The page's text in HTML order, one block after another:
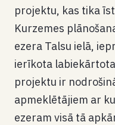
projektu, kas tika
Kurzemes
ezera Talsu ielā,
ierīkota
projektu ir
apmeklētājiem ar
ezeram visā tā